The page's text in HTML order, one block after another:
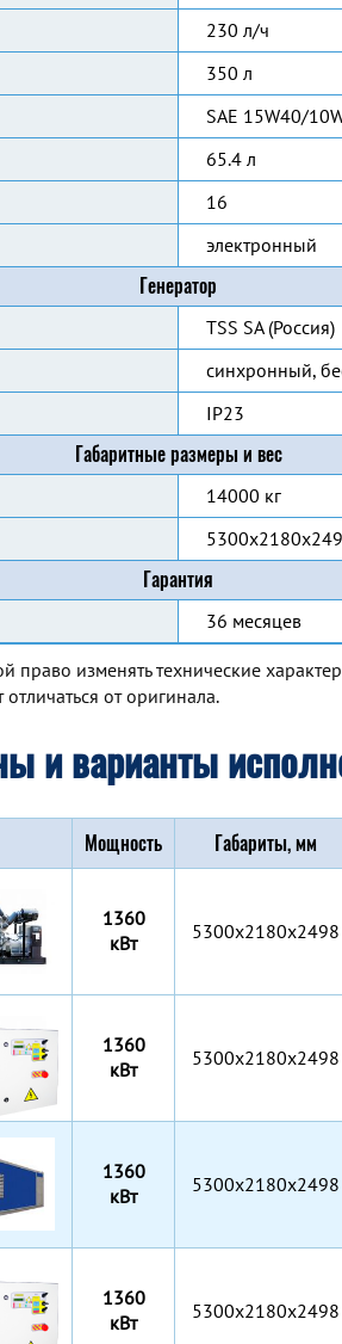
230 л/ч
350 л
SAE 15W40/
65.4 л
16
электронный
Генератор
TSS SA (Россия)
синхронный,
IP23
Габаритные размеры и вес
14000 кг
Гарантия
36 месяцев
право изменять технические
от оригинала.
и варианты
Мощность Габариты, мм
1360
кВт
5300x2180x2498
1360
кВт
5300x2180x2498
1360
кВт
5300x2180x2498
1360
кВт
5300x2180x2498